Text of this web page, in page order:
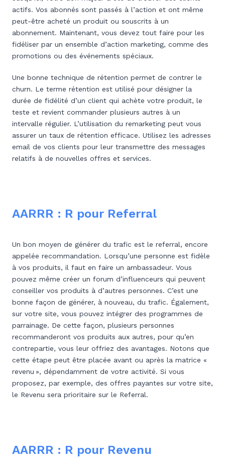
actifs. Vos abonnés sont passés à l’action et ont même
peut-être acheté un produit ou souscrits à un
abonnement. Maintenant, vous devez tout faire pour les
fidéliser par un ensemble d’action marketing, comme des
promotions ou des événements spéciaux.
Une bonne technique de rétention permet de contrer le
churn. Le terme rétention est utilisé pour désigner la
durée de fidélité d’un client qui achète votre produit, le
teste et revient commander plusieurs autres à un
intervalle régulier. L’utilisation du remarketing peut vous
assurer un taux de rétention efficace. Utilisez les adresses
email de vos clients pour leur transmettre des messages
relatifs à de nouvelles offres et services.
AARRR : R pour Referral
Un bon moyen de générer du trafic est le referral, encore
appelée recommandation. Lorsqu’une personne est fidèle
à vos produits, il faut en faire un ambassadeur. Vous
pouvez même créer un forum d’influenceurs qui peuvent
conseiller vos produits à d’autres personnes. C’est une
bonne façon de générer, à nouveau, du trafic. Également,
sur votre site, vous pouvez intégrer des programmes de
parrainage. De cette façon, plusieurs personnes
recommanderont vos produits aux autres, pour qu’en
contrepartie, vous leur offriez des avantages. Notons que
cette étape peut être placée avant ou après la matrice «
revenu », dépendamment de votre activité. Si vous
proposez, par exemple, des offres payantes sur votre site,
le Revenu sera prioritaire sur le Referral.
AARRR : R pour Revenu